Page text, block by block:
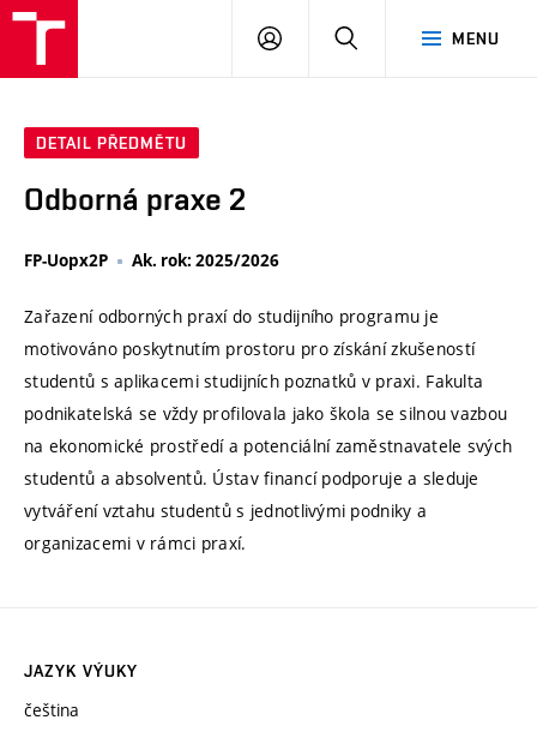
MENU
PŘIHLÁSIT
DETAIL PŘEDMĚTU
Odborná praxe 2
FP-Uopx2P Ak. rok: 2025/2026
Zařazení odborných praxí do studijního programu je
motivováno poskytnutím prostoru pro získání zkušeností
studentů s aplikacemi studijních poznatků v praxi. Fakulta
podnikatelská se vždy profilovala jako škola se silnou vazbou
na ekonomické prostředí a potenciální zaměstnavatele svých
studentů a absolventů. Ústav financí podporuje a sleduje
vytváření vztahu studentů s jednotlivými podniky a
organizacemi v rámci praxí.
JAZYK VÝUKY
čeština